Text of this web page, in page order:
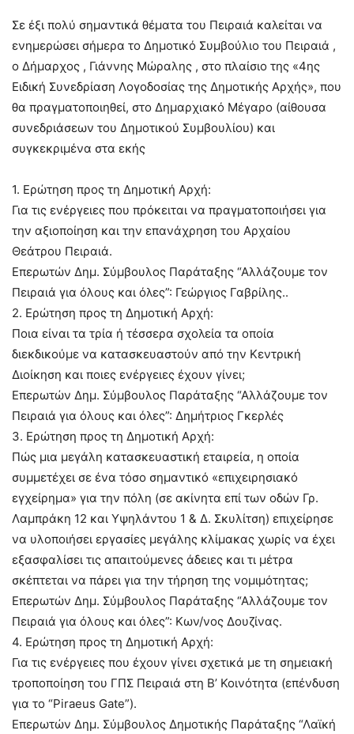
Σε έξι πολύ σημαντικά θέματα του Πειραιά καλείται να
ενημερώσει σήμερα το Δημοτικό Συμβούλιο του Πειραιά ,
ο Δήμαρχος , Γιάννης Μώραλης , στο πλαίσιο της «4ης
Ειδική Συνεδρίαση Λογοδοσίας της Δημοτικής Αρχής», που
θα πραγματοποιηθεί, στο Δημαρχιακό Μέγαρο (αίθουσα
συνεδριάσεων του Δημοτικού Συμβουλίου) και
συγκεκριμένα στα εκής
1. Ερώτηση προς τη Δημοτική Αρχή:
Για τις ενέργειες που πρόκειται να πραγματοποιήσει για
την αξιοποίηση και την επανάχρηση του Αρχαίου
Θεάτρου Πειραιά.
Επερωτών Δημ. Σύμβουλος Παράταξης “Αλλάζουμε τον
Πειραιά για όλους και όλες”: Γεώργιος Γαβρίλης..
2. Ερώτηση προς τη Δημοτική Αρχή:
Ποια είναι τα τρία ή τέσσερα σχολεία τα οποία
διεκδικούμε να κατασκευαστούν από την Κεντρική
Διοίκηση και ποιες ενέργειες έχουν γίνει;
Επερωτών Δημ. Σύμβουλος Παράταξης “Αλλάζουμε τον
Πειραιά για όλους και όλες”: Δημήτριος Γκερλές
3. Ερώτηση προς τη Δημοτική Αρχή:
Πώς μια μεγάλη κατασκευαστική εταιρεία, η οποία
συμμετέχει σε ένα τόσο σημαντικό «επιχειρησιακό
εγχείρημα» για την πόλη (σε ακίνητα επί των οδών Γρ.
Λαμπράκη 12 και Υψηλάντου 1 & Δ. Σκυλίτση) επιχείρησε
να υλοποιήσει εργασίες μεγάλης κλίμακας χωρίς να έχει
εξασφαλίσει τις απαιτούμενες άδειες και τι μέτρα
σκέπτεται να πάρει για την τήρηση της νομιμότητας;
Επερωτών Δημ. Σύμβουλος Παράταξης “Αλλάζουμε τον
Πειραιά για όλους και όλες”: Κων/νος Δουζίνας.
4. Ερώτηση προς τη Δημοτική Αρχή:
Για τις ενέργειες που έχουν γίνει σχετικά με τη σημειακή
τροποποίηση του ΓΠΣ Πειραιά στη Β’ Κοινότητα (επένδυση
για το “Piraeus Gate”).
Επερωτών Δημ. Σύμβουλος Δημοτικής Παράταξης “Λαϊκή